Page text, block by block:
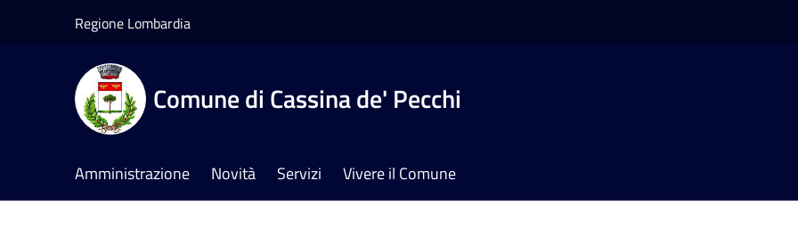
Regione Lombardia
Comune di Cassina de' Pecchi
Amministrazione Novità Servizi Vivere il Comune